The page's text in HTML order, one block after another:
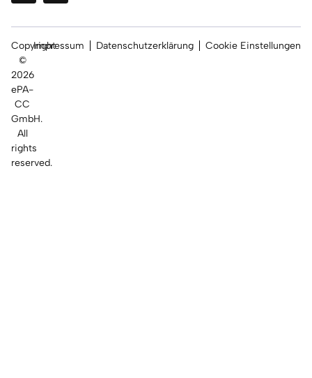
Copyright
©
2026
ePA-
CC
GmbH.
All
rights
reserved.
Impressum Datenschutzerklärung Cookie Einstellungen